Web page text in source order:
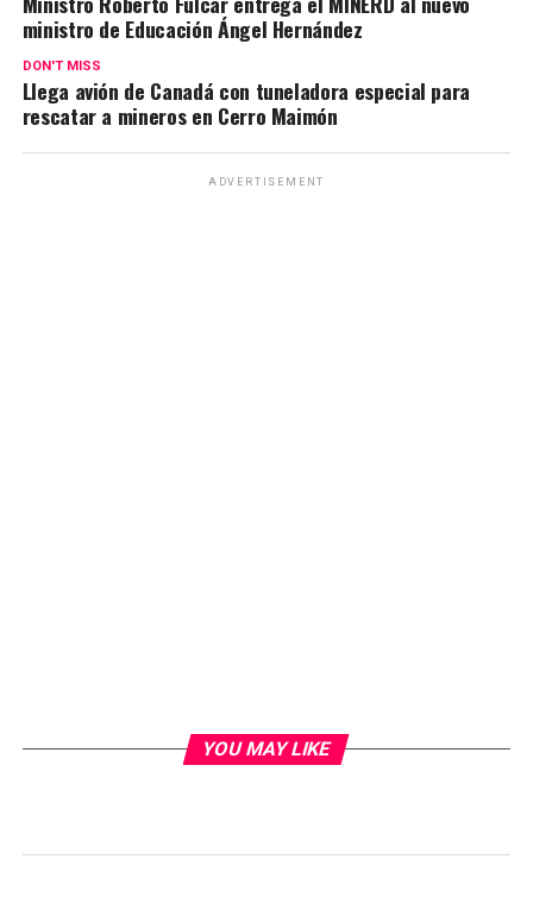
ministro de Educación Ángel Hernández
DON'T MISS
Llega avión de Canadá con tuneladora especial para
rescatar a mineros en Cerro Maimón
ADVERTISEMENT
YOU MAY LIKE